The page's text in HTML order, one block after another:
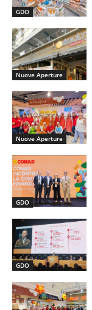
GDO
Nuove Aperture
Nuove Aperture
GDO
GDO